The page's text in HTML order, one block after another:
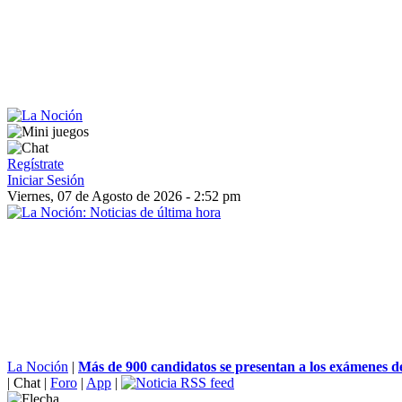
Regístrate
Iniciar Sesión
Viernes, 07 de Agosto de 2026 - 2:52 pm
La Noción | Más de 900 candidatos se presentan a los exámenes
| Chat | Foro | App |